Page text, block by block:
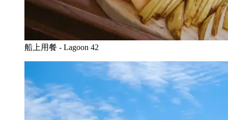
船上用餐 - Lagoon 42